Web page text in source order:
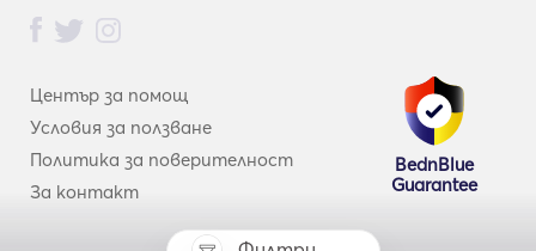
Център за помощ
Условия за ползване
Политика за поверителност
За контакт
BednBlue
Guarantee